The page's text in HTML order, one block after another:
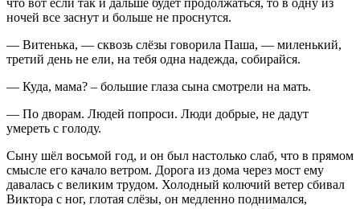
ночей все заснут и больше не проснутся.
— Витенька, — сквозь слёзы говорила Паша, — миленький,
третий день не ели, на тебя одна надежда, собирайся.
— Куда, мама? – большие глаза сына смотрели на мать.
— По дворам. Людей попроси. Люди добрые, не дадут
умереть с голоду.
Сыну шёл восьмой год, и он был настолько слаб, что в прямом
смысле его качало ветром. Дорога из дома через мост ему
давалась с великим трудом. Холодный колючий ветер сбивал
Виктора с ног, глотая слёзы, он медленно поднимался,